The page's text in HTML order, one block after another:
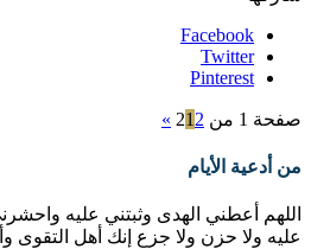
Facebook
Twitter
Pinterest
صفحة 1 من 2 1 2
»
من أدعية الأيام
اللهم أعطني الهدى وثبتني عليه
عليه ولا حزن ولا جزع إنك أهل التقوى